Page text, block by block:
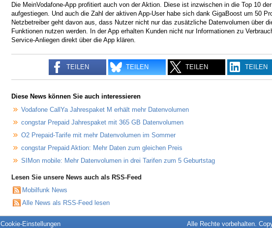
Die MeinVodafone-App profitiert auch von der Aktion. Diese ist inzwischen in die Top 10
aufgestiegen. Und auch die Zahl der aktiven App-User habe sich dank GigaBoost um 50
Netzbetreiber geht davon aus, dass Nutzer nicht nur das zusätzliche Datenvolumen über
Funktionen nutzen werden. In der App erhalten Kunden nicht nur Informationen zu
Service-Anliegen direkt über die App klären.
TEILEN TEILEN TEILEN TEILEN
Diese News können Sie auch interessieren
Vodafone CallYa Jahrespaket M erhält mehr Datenvolumen
congstar Prepaid Jahrespaket mit 365 GB Datenvolumen
O2 Prepaid-Tarife mit mehr Datenvolumen im Sommer
congstar Prepaid Aktion: Mehr Daten zum gleichen Preis
SIMon mobile: Mehr Datenvolumen in drei Tarifen zum 5 Geburtstag
Lesen Sie unsere News auch als RSS-Feed
Mobilfunk News
Alle News als RSS-Feed lesen
Alle Rechte vorbehalten.
Cookie-Einstellungen